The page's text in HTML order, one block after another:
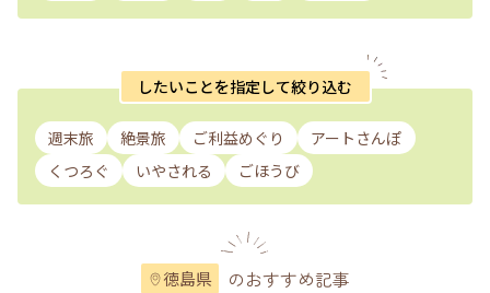
したいことを指定して絞り込む
週末旅 絶景旅 ご利益めぐり
アートさんぽ
くつろぐ
いやされる ごほうび
徳島県 のおすすめ記事